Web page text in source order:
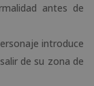
antes de
introduce
de su zona de